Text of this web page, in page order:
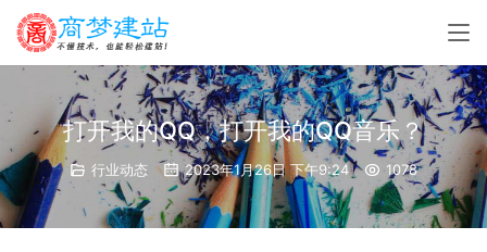
打开我的QQ，打开我的QQ音乐？
行业动态 2023年1月26日 下午9:24 1078